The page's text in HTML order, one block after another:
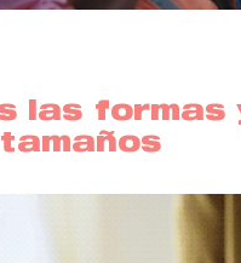
las formas
tamaños